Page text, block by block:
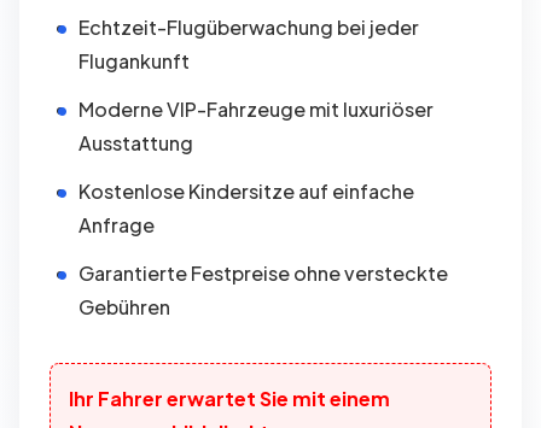
Echtzeit-Flugüberwachung bei jeder
Flugankunft
Moderne VIP-Fahrzeuge mit luxuriöser
Ausstattung
Kostenlose Kindersitze auf einfache
Anfrage
Garantierte Festpreise ohne versteckte
Gebühren
Ihr Fahrer erwartet Sie mit einem